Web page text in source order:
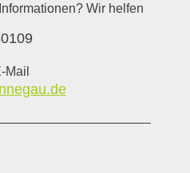
Wir helfen
Mail